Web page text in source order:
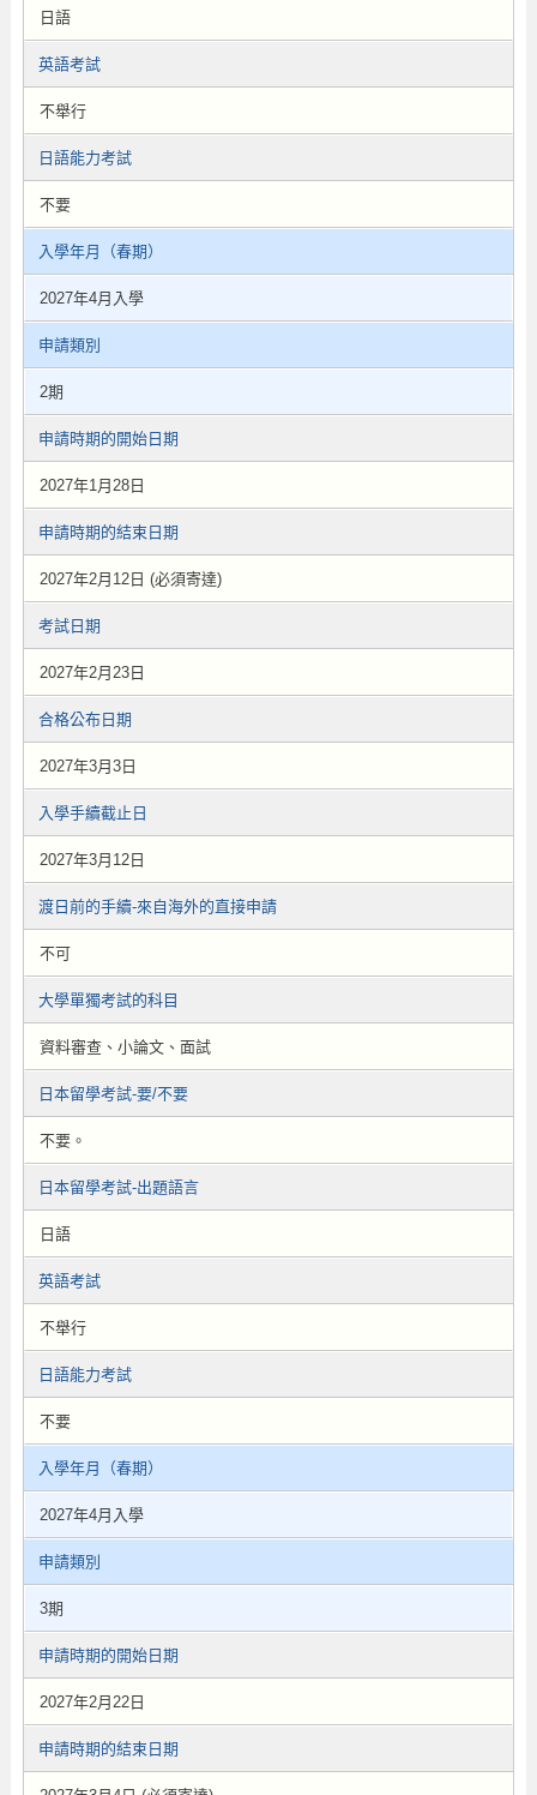
日語
英語考試
不舉行
日語能力考試
不要
入學年月（春期）
2027年4月入學
申請類別
2期
申請時期的開始日期
2027年1月28日
申請時期的結束日期
2027年2月12日 (必須寄達)
考試日期
2027年2月23日
合格公布日期
2027年3月3日
入學手續截止日
2027年3月12日
渡日前的手續-來自海外的直接申請
不可
大學單獨考試的科目
資料審查、小論文、面試
日本留學考試-要/不要
不要。
日本留學考試-出題語言
日語
英語考試
不舉行
日語能力考試
不要
入學年月（春期）
2027年4月入學
申請類別
3期
申請時期的開始日期
2027年2月22日
申請時期的結束日期